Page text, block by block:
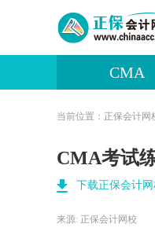
CMA
当前位置： 正保会计网
CMA考试
下载正保会计
来源: 正保会计网校